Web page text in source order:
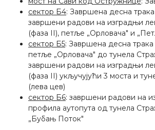
сектор Б4: Завршена десна
завршени радови на изградњи
(фаза II), петљe „Орловача" и
сектор Б5: Завршена десна трака
петље „Орловача" до тунела
завршени радови на изградњи
(фаза II) укључујући 3 моста и
(лева цев)
сектор Б6: завршени радови на
профила аутопута од тунела
„Бубањ Поток"